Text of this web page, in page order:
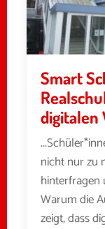
Smart
digitalen
nicht nur zu
hinterfragen
Warum die
zeigt, dass